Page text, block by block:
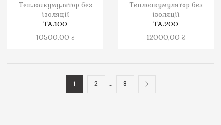
Теплоакумулятор без
ізоляції
ТА.100
10500,00 ₴
Теплоакумулятор без
ізоляції
ТА.200
12000,00 ₴
1 2 … 8